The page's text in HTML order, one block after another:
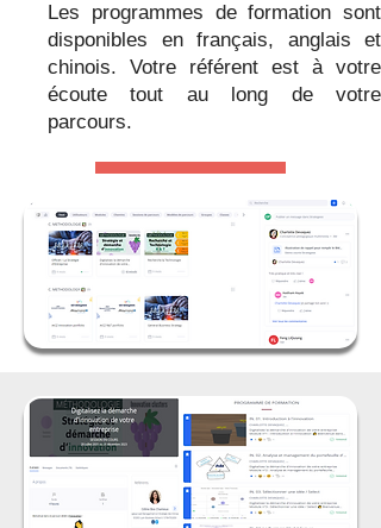
Les programmes de formation sont
disponibles en français, anglais et
chinois. Votre référent est à votre
écoute tout au long de votre
parcours.